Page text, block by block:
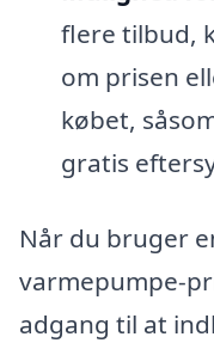
flere tilbud,
om prisen
købet,
gratis
Når du bruger
varmepumpe-
adgang til at